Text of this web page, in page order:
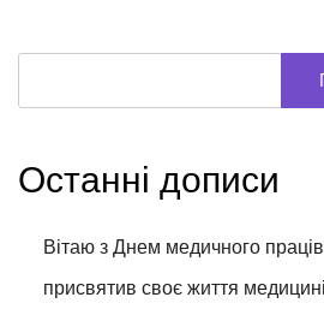
Останні дописи
Вітаю з Днем медичного
присвятив своє життя медицині